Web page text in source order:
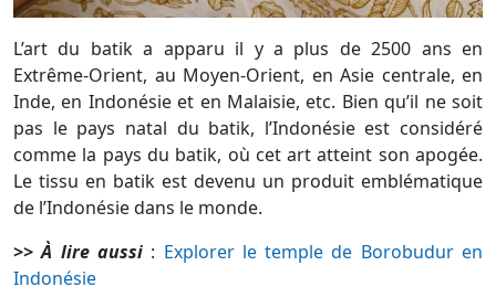
L’art du batik a apparu il y a plus de 2500 ans en
Extrême-Orient, au Moyen-Orient, en Asie centrale, en
Inde, en Indonésie et en Malaisie, etc. Bien qu’il ne soit
pas le pays natal du batik, l’Indonésie est considéré
comme la pays du batik, où cet art atteint son apogée.
Le tissu en batik est devenu un produit emblématique
de l’Indonésie dans le monde.
>> À lire aussi: Explorer le temple de Borobudur en
Indonésie